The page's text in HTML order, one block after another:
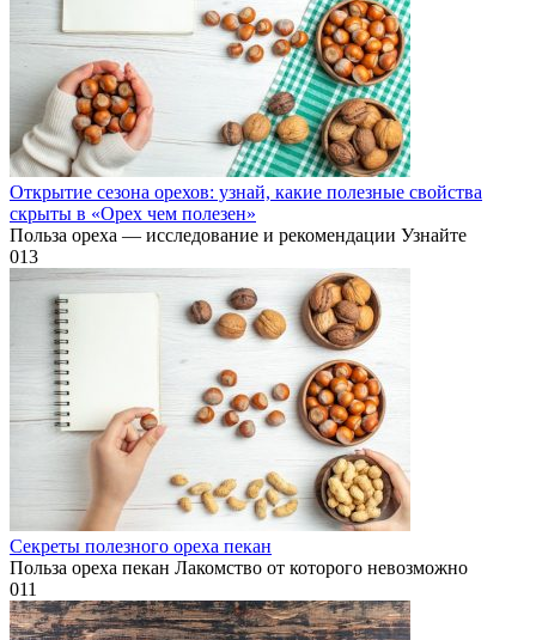
Открытие сезона орехов: узнай, какие полезные свойства
скрыты в «Орех чем полезен»
Польза ореха — исследование и рекомендации Узнайте
013
Секреты полезного ореха пекан
Польза ореха пекан Лакомство от которого невозможно
011